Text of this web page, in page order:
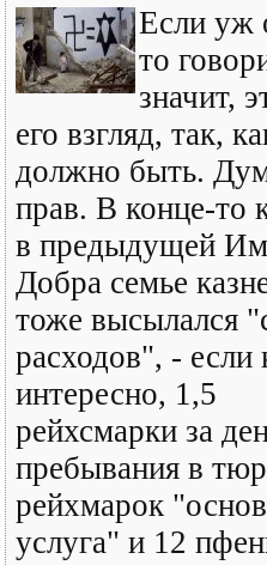
Если уж
то
значит,
его взгляд, так,
должно быть.
прав. В конце-то
в предыдущей
Добра семье
тоже высылался
расходов", - если
интересно, 1,5
рейхсмарки за
пребывания в
рейхмарок
услуга" и 12